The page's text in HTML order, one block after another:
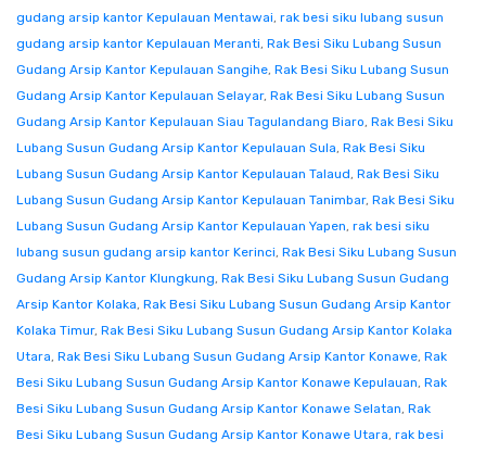
gudang arsip kantor Kepulauan Mentawai, rak besi siku lubang susun
gudang arsip kantor Kepulauan Meranti, Rak Besi Siku Lubang Susun
Gudang Arsip Kantor Kepulauan Sangihe, Rak Besi Siku Lubang Susun
Gudang Arsip Kantor Kepulauan Selayar, Rak Besi Siku Lubang Susun
Gudang Arsip Kantor Kepulauan Siau Tagulandang Biaro, Rak Besi Siku
Lubang Susun Gudang Arsip Kantor Kepulauan Sula, Rak Besi Siku
Lubang Susun Gudang Arsip Kantor Kepulauan Talaud, Rak Besi Siku
Lubang Susun Gudang Arsip Kantor Kepulauan Tanimbar, Rak Besi Siku
Lubang Susun Gudang Arsip Kantor Kepulauan Yapen, rak besi siku
lubang susun gudang arsip kantor Kerinci, Rak Besi Siku Lubang Susun
Gudang Arsip Kantor Klungkung, Rak Besi Siku Lubang Susun Gudang
Arsip Kantor Kolaka, Rak Besi Siku Lubang Susun Gudang Arsip Kantor
Kolaka Timur, Rak Besi Siku Lubang Susun Gudang Arsip Kantor Kolaka
Utara, Rak Besi Siku Lubang Susun Gudang Arsip Kantor Konawe, Rak
Besi Siku Lubang Susun Gudang Arsip Kantor Konawe Kepulauan, Rak
Besi Siku Lubang Susun Gudang Arsip Kantor Konawe Selatan, Rak
Besi Siku Lubang Susun Gudang Arsip Kantor Konawe Utara, rak besi